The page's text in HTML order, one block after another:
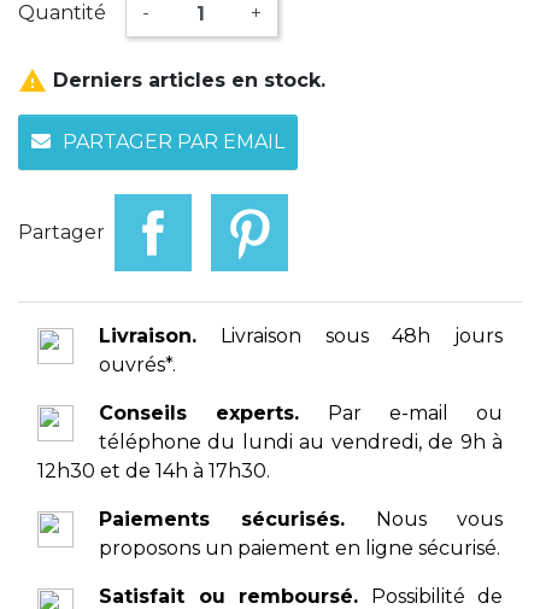
Quantité - +
 Derniers articles en stock.
PARTAGER PAR EMAIL
Partager
Livraison. Livraison sous 48h jours
ouvrés*.
Conseils experts. Par e-mail ou
téléphone du lundi au vendredi, de 9h à
12h30 et de 14h à 17h30.
Paiements sécurisés. Nous vous
proposons un paiement en ligne sécurisé.
Satisfait ou remboursé. Possibilité de